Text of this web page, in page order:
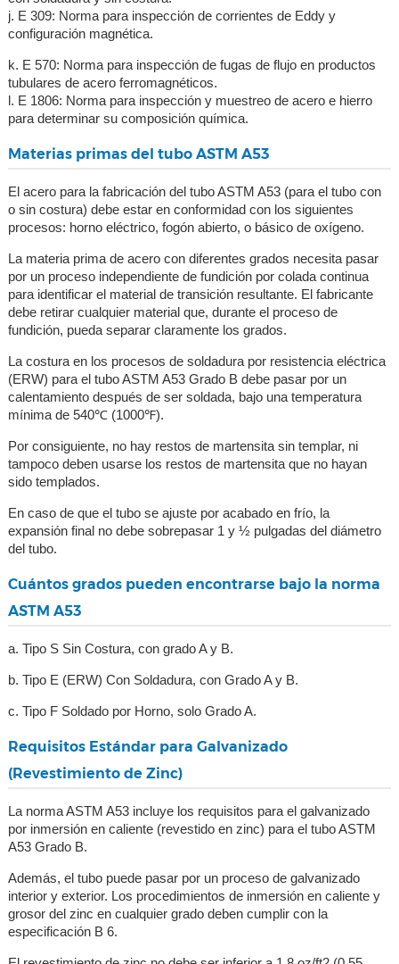
j. E 309: Norma para inspección de corrientes de Eddy y
configuración magnética.
k. E 570: Norma para inspección de fugas de flujo en productos
tubulares de acero ferromagnéticos.
l. E 1806: Norma para inspección y muestreo de acero e hierro
para determinar su composición química.
Materias primas del tubo ASTM A53
El acero para la fabricación del tubo ASTM A53 (para el tubo con
o sin costura) debe estar en conformidad con los siguientes
procesos: horno eléctrico, fogón abierto, o básico de oxígeno.
La materia prima de acero con diferentes grados necesita pasar
por un proceso independiente de fundición por colada continua
para identificar el material de transición resultante. El fabricante
debe retirar cualquier material que, durante el proceso de
fundición, pueda separar claramente los grados.
La costura en los procesos de soldadura por resistencia eléctrica
(ERW) para el tubo ASTM A53 Grado B debe pasar por un
calentamiento después de ser soldada, bajo una temperatura
mínima de 540℃ (1000℉).
Por consiguiente, no hay restos de martensita sin templar, ni
tampoco deben usarse los restos de martensita que no hayan
sido templados.
En caso de que el tubo se ajuste por acabado en frío, la
expansión final no debe sobrepasar 1 y ½ pulgadas del diámetro
del tubo.
Cuántos grados pueden encontrarse bajo la norma
ASTM A53
a. Tipo S Sin Costura, con grado A y B.
b. Tipo E (ERW) Con Soldadura, con Grado A y B.
c. Tipo F Soldado por Horno, solo Grado A.
Requisitos Estándar para Galvanizado
(Revestimiento de Zinc)
La norma ASTM A53 incluye los requisitos para el galvanizado
por inmersión en caliente (revestido en zinc) para el tubo ASTM
A53 Grado B.
Además, el tubo puede pasar por un proceso de galvanizado
interior y exterior. Los procedimientos de inmersión en caliente y
grosor del zinc en cualquier grado deben cumplir con la
especificación B 6.